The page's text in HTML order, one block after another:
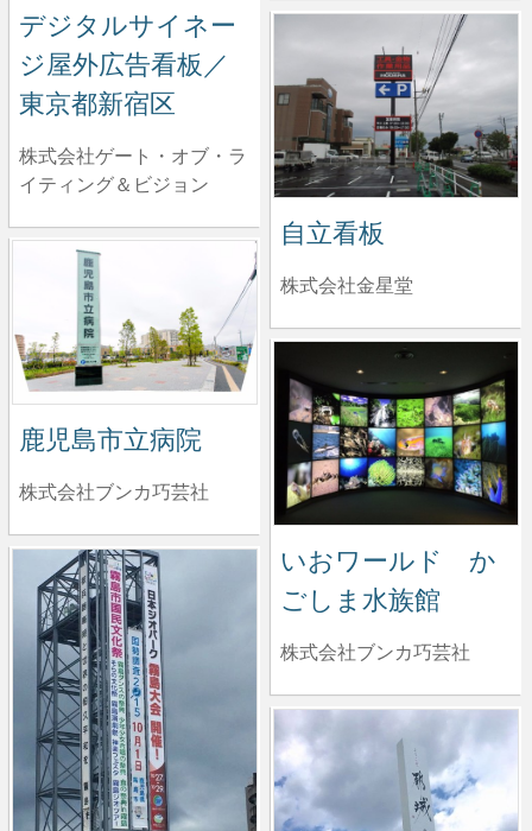
デジタルサイネー
ジ屋外広告看板／
東京都新宿区
株式会社ゲート・オブ・ラ
イティング＆ビジョン
自立看板
株式会社金星堂
鹿児島市立病院
株式会社ブンカ巧芸社
いおワールド か
ごしま水族館
株式会社ブンカ巧芸社